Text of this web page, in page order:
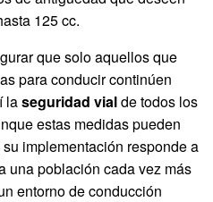
125 cc.
que solo aquellos que
para conducir continúen
laseguridad vialde todos los
estas medidas pueden
implementación responde a
una población cada vez más
entorno de conducción